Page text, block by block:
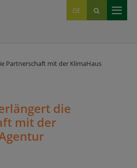
DE
IT
EN
Partnerschaft mit der KlimaHaus
die
mit der